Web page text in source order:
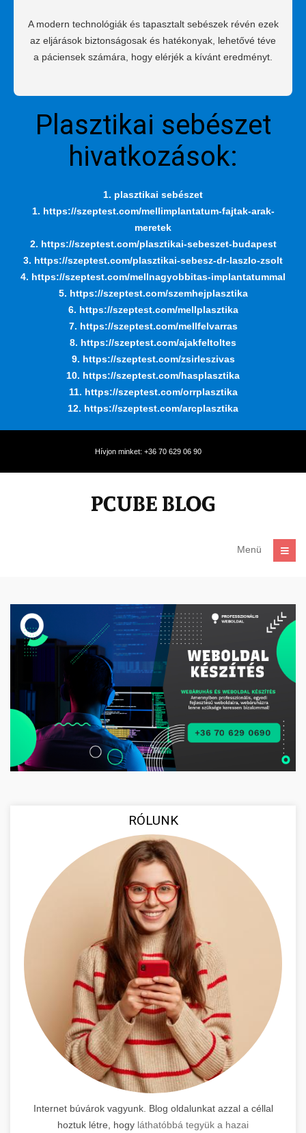
A modern technológiák és tapasztalt sebészek révén ezek
az eljárások biztonságosak és hatékonyak, lehetővé téve
a páciensek számára, hogy elérjék a kívánt eredményt.
Plasztikai sebészet
hivatkozások:
1. plasztikai sebészet
1. https://szeptest.com/mellimplantatum-fajtak-arak-
meretek
2. https://szeptest.com/plasztikai-sebeszet-budapest
3. https://szeptest.com/plasztikai-sebesz-dr-laszlo-zsolt
4. https://szeptest.com/mellnagyobbitas-implantatummal
5. https://szeptest.com/szemhejplasztika
6. https://szeptest.com/mellplasztika
7. https://szeptest.com/mellfelvarras
8. https://szeptest.com/ajakfeltoltes
9. https://szeptest.com/zsirleszivas
10. https://szeptest.com/hasplasztika
11. https://szeptest.com/orrplasztika
12. https://szeptest.com/arcplasztika
Hívjon minket: +36 70 629 06 90
Menü
RÓLUNK
Internet búvárok vagyunk. Blog oldalunkat azzal a céllal
hoztuk létre, hogy láthatóbbá tegyük a hazai